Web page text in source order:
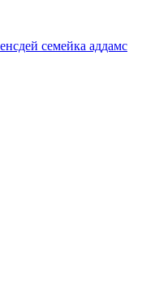
семейка аддамс